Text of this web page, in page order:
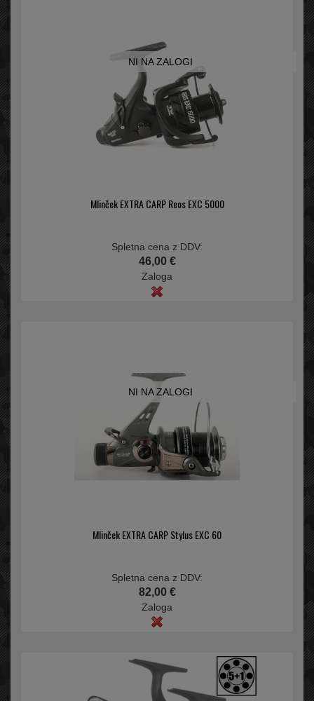
NI NA ZALOGI
Mlinček EXTRA CARP Reos EXC 5000
Spletna cena z DDV:
46,00 €
Zaloga
NI NA ZALOGI
Mlinček EXTRA CARP Stylus EXC 60
Spletna cena z DDV:
82,00 €
Zaloga